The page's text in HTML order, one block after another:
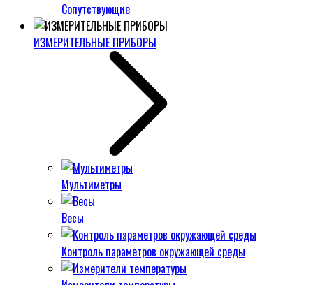
Сопутствующие
ИЗМЕРИТЕЛЬНЫЕ ПРИБОРЫ
Мультиметры
Весы
Контроль параметров окружающей среды